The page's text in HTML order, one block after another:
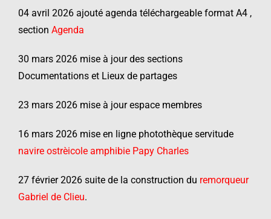
04 avril 2026 ajouté agenda téléchargeable format A4 ,
section Agenda
30 mars 2026 mise à jour des sections
Documentations et Lieux de partages
23 mars 2026 mise à jour espace membres
16 mars 2026 mise en ligne photothèque servitude
navire ostrèicole amphibie Papy Charles
27 février 2026 suite de la construction du remorqueur
Gabriel de Clieu.